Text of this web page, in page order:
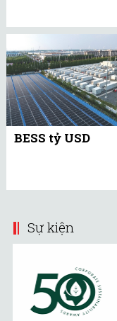
BESS tỷ USD
Sự kiện